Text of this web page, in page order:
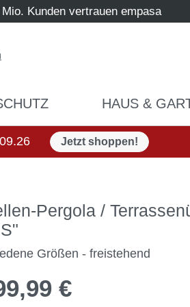
Kunden vertrauen empasa
HAUS &
Jetzt shoppen!
Pergola /
Größen - freistehend
€